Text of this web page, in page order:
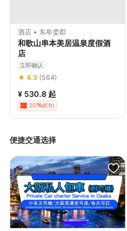
酒店 • 东牟娄郡
和歌山串本美居温泉度假酒
店
立即确认
★ 4.3 (564)
¥ 530.8 起
20 折扣
便捷交通选择